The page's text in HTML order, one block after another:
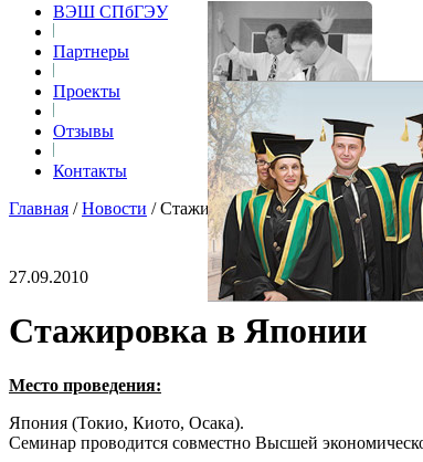
ВЭШ СПбГЭУ
Партнеры
Проекты
Отзывы
Контакты
Главная /Новости /Стажировка в Японии
27.09.2010
Стажировка в Японии
Место проведения:
Япония (Токио, Киото, Осака).
Семинар проводится совместно Высшей